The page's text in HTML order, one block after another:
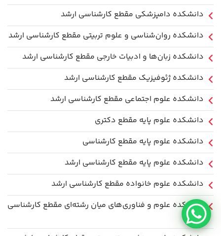
دانشکده دامپزشکی مقطع کارشناسی ارشد
دانشکده روان‌شناسی و علوم تربیتی مقطع کارشناسی ارشد
دانشکده زبان‌ها و ادبیات خارجی مقطع کارشناسی ارشد
دانشکده ژئوفیزیک مقطع کارشناسی ارشد
دانشکده علوم اجتماعی مقطع کارشناسی ارشد
دانشکده علوم پایه مقطع دکتری
دانشکده علوم پایه مقطع کارشناسی
دانشکده علوم پایه مقطع کارشناسی ارشد
دانشکده علوم خانواده مقطع کارشناسی ارشد
دانشکده علوم و فناوری‌های میان رشته‌ای مقطع کارشناسی
ارشد